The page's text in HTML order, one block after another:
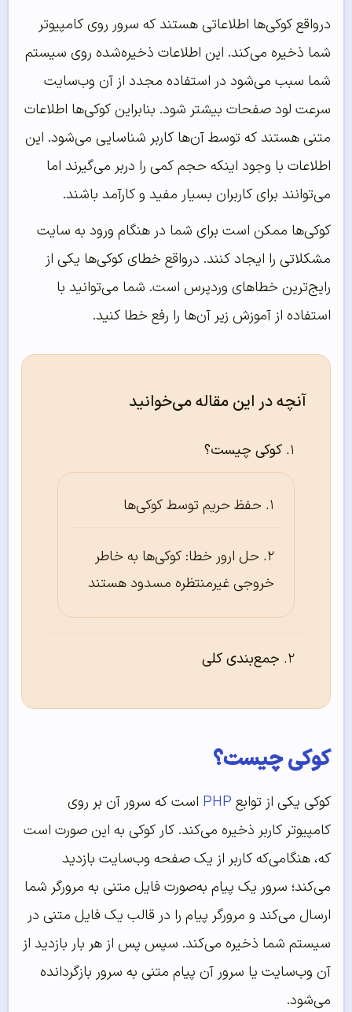
درواقع کوکی‌ها اطلاعاتی هستند که سرور روی کامپیوتر
شما ذخیره می‌کند. این اطلاعات ذخیره‌شده روی سیستم
شما سبب می‌شود در استفاده مجدد از آن وب‌سایت
سرعت لود صفحات بیشتر شود. بنابراین کوکی‌ها اطلاعات
متنی هستند که توسط آن‌ها کاربر شناسایی می‌شود. این
اطلاعات با وجود اینکه حجم کمی را دربر می‌گیرند اما
می‌توانند برای کاربران بسیار مفید و کارآمد باشند.
کوکی‌ها ممکن است برای شما در هنگام ورود به سایت
مشکلاتی را ایجاد کنند. درواقع خطای کوکی‌ها یکی از
رایج‌ترین خطاهای وردپرس است. شما می‌توانید با
استفاده از آموزش زیر آن‌ها را رفع خطا کنید.
آنچه در این مقاله می‌خوانید
کوکی چیست؟
حفظ حریم توسط کوکی‌ها
حل ارور خطا: کوکی‌ها به خاطر
خروجی غیرمنتظره مسدود هستند
جمع‌بندی کلی
کوکی چیست؟
کوکی یکی از توابع PHP است که سرور آن بر روی
کامپیوتر کاربر ذخیره می‌کند. کار کوکی به این صورت است
که، هنگامی‌که کاربر از یک صفحه وب‌سایت بازدید
می‌کند؛ سرور یک پیام به‌صورت فایل متنی به مرورگر شما
ارسال می‌کند و مرورگر پیام را در قالب یک فایل متنی در
سیستم شما ذخیره می‌کند. سپس پس از هر بار بازدید از
آن وب‌سایت یا سرور آن پیام متنی به سرور بازگردانده
می‌شود.